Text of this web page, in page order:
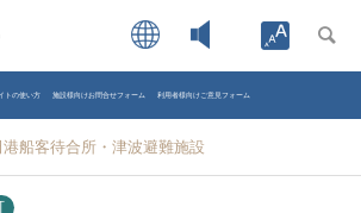
Open
トの使い方 施設様向けお問合せフォーム 利用者様向けご意見フォーム
港船客待合所・津波避難施設